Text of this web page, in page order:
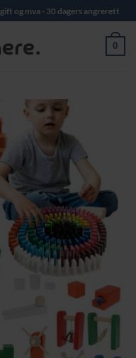
og mva - 30 dagers angrerett
0